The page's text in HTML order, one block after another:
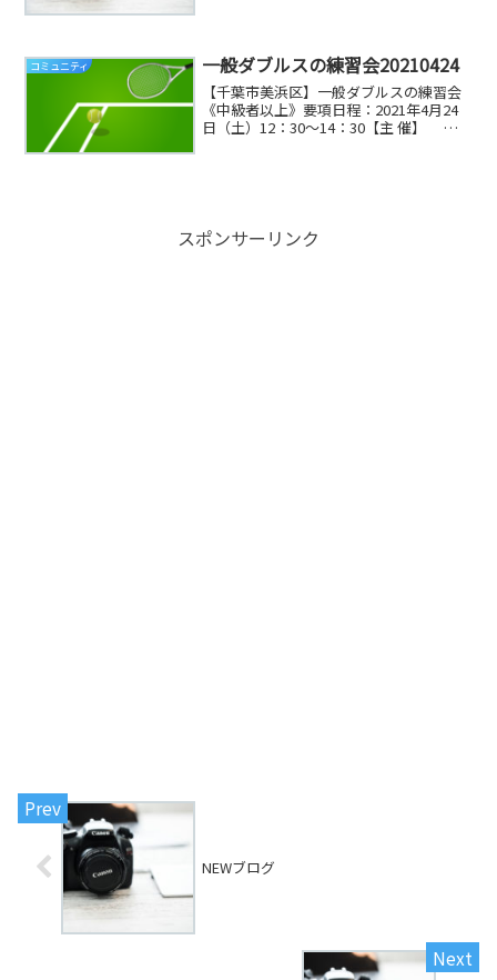
ですので気を付けて下さい。先...
コミュニティ 一般ダブルスの練習会20210424
【千葉市美浜区】一般ダブルスの練習会
《中級者以上》要項日程：2021年4月24
日（土）12：30～14：30【主 催】
スポンサーリンク
NEWブログ